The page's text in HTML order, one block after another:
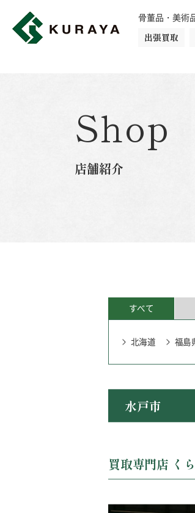
骨董品・美術
出張買取
ダイヤモンド
楽器
Shop
店舗紹介
すべて
北海道 福島
北海道
福島県
東京都 群馬
愛媛県
佐賀県
水戸市
買取専門店 く